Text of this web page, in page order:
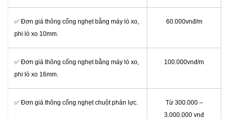
✅ Đơn giá thông cống nghẹt bằng máy lò xo,
phi lò xo 10mm.
60.000vnđ/m
✅ Đơn giá thông cống nghẹt bằng máy lò xo,
phi lò xo 16mm.
100.000vnđ/m
✅ Đơn giá thông cống nghẹt chuột phản lực.
Từ 300.000 –
3.000.000 vnđ